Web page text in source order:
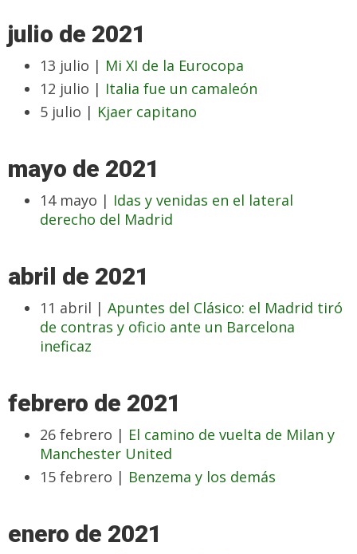
julio de 2021
13 julio | Mi XI de la Eurocopa
12 julio | Italia fue un camaleón
5 julio | Kjaer capitano
mayo de 2021
14 mayo | Idas y venidas en el lateral
derecho del Madrid
abril de 2021
11 abril | Apuntes del Clásico: el Madrid tiró
de contras y oficio ante un Barcelona
ineficaz
febrero de 2021
26 febrero | El camino de vuelta de Milan y
Manchester United
15 febrero | Benzema y los demás
enero de 2021